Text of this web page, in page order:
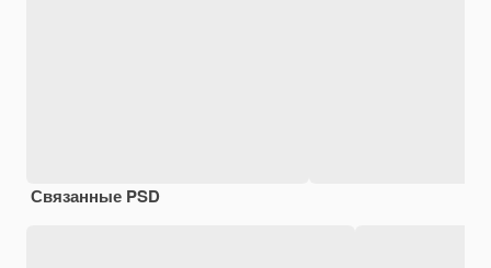
Связанные PSD